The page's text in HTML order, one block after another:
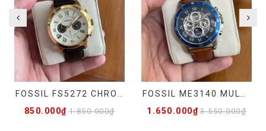
850.000₫ 1.850.000₫
1.650.000₫ 3.550.000₫